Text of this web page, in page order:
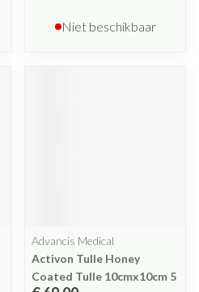
Niet beschikbaar
Advancis Medical
Activon Tulle Honey
Coated Tulle 10cmx10cm 5